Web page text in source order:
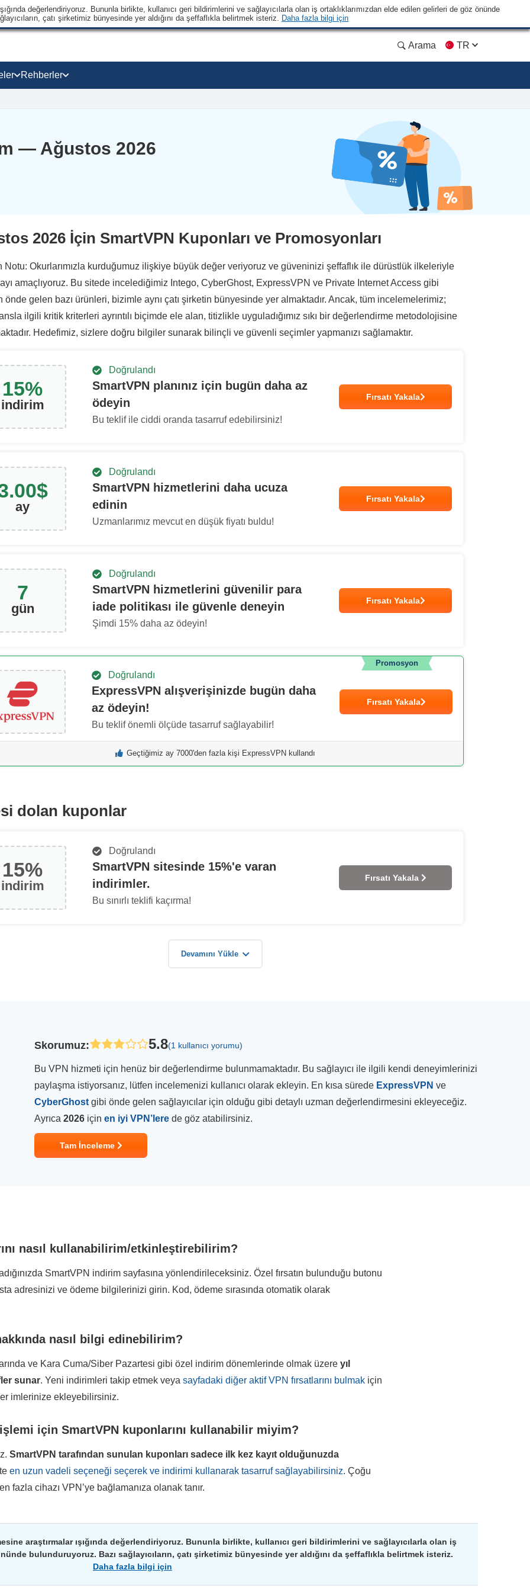
değerlendiriyoruz. Bununla birlikte, kullanıcı geri bildirimlerini ve sağlayıcılarla olan iş ortaklıklarımızdan elde edilen gelirleri de göz önünde
çatı şirketimiz bünyesinde yer aldığını da şeffaflıkla belirtmek isteriz. Daha fazla bilgi için
Arama TR
Rehberler
— Ağustos 2026
2026 İçin SmartVPN Kuponları ve Promosyonları
Notu: Okurlarımızla kurduğumuz ilişkiye büyük değer veriyoruz ve güveninizi şeffaflık ile dürüstlük ilkeleriyle
amaçlıyoruz. Bu sitede incelediğimiz Intego, CyberGhost, ExpressVPN ve Private Internet Access gibi
önde gelen bazı ürünleri, bizimle aynı çatı şirketin bünyesinde yer almaktadır. Ancak, tüm incelemelerimiz;
ilgili kritik kriterleri ayrıntılı biçimde ele alan, titizlikle uyguladığımız sıkı bir değerlendirme metodolojisine
Hedefimiz, sizlere doğru bilgiler sunarak bilinçli ve güvenli seçimler yapmanızı sağlamaktır.
15%
i̇ndirim
Doğrulandı
SmartVPN planınız için bugün daha az
ödeyin
Bu teklif ile ciddi oranda tasarruf edebilirsiniz!
Fırsatı Yakala
$
ay
Doğrulandı
SmartVPN hizmetlerini daha ucuza
edinin
Uzmanlarımız mevcut en düşük fiyatı buldu!
Fırsatı Yakala
7
gün
Doğrulandı
SmartVPN hizmetlerini güvenilir para
iade politikası ile güvenle deneyin
Şimdi 15% daha az ödeyin!
Fırsatı Yakala
Doğrulandı
ExpressVPN alışverişinizde bugün daha
az ödeyin!
Bu teklif önemli ölçüde tasarruf sağlayabilir!
Fırsatı Yakala
Promosyon
Geçtiğimiz ay 7000'den fazla kişi ExpressVPN kullandı
dolan kuponlar
15%
i̇ndirim
Doğrulandı
SmartVPN sitesinde 15%'e varan
indirimler.
Bu sınırlı teklifi kaçırma!
Fırsatı Yakala
Devamını Yükle
Skorumuz: 5.8(1 kullanıcı yorumu)
Bu VPN hizmeti için henüz bir değerlendirme bulunmamaktadır. Bu sağlayıcı ile ilgili kendi deneyimlerinizi
paylaşma istiyorsanız, lütfen incelemenizi kullanıcı olarak ekleyin. En kısa sürede ExpressVPN ve
CyberGhost gibi önde gelen sağlayıcılar için olduğu gibi detaylı uzman değerlendirmesini ekleyeceğiz.
Ayrıca 2026 için en iyi VPN’lere de göz atabilirsiniz.
Tam İnceleme
nasıl kullanabilirim/etkinleştirebilirim?
SmartVPN indirim sayfasına yönlendirileceksiniz. Özel fırsatın bulunduğu butonu
adresinizi ve ödeme bilgilerinizi girin. Kod, ödeme sırasında otomatik olarak
nasıl bilgi edinebilirim?
ve Kara Cuma/Siber Pazartesi gibi özel indirim dönemlerinde olmak üzere yıl
sunar. Yeni indirimleri takip etmek veya sayfadaki diğer aktif VPN fırsatlarını bulmak için
imlerinize ekleyebilirsiniz.
işlemi için SmartVPN kuponlarını kullanabilir miyim?
SmartVPN tarafından sunulan kuponları sadece ilk kez kayıt olduğunuzda
en uzun vadeli seçeneği seçerek ve indirimi kullanarak tasarruf sağlayabilirsiniz. Çoğu
fazla cihazı VPN’ye bağlamanıza olanak tanır.
araştırmalar ışığında değerlendiriyoruz. Bununla birlikte, kullanıcı geri bildirimlerini ve sağlayıcılarla olan iş
bulunduruyoruz. Bazı sağlayıcıların, çatı şirketimiz bünyesinde yer aldığını da şeffaflıkla belirtmek isteriz.
Daha fazla bilgi için